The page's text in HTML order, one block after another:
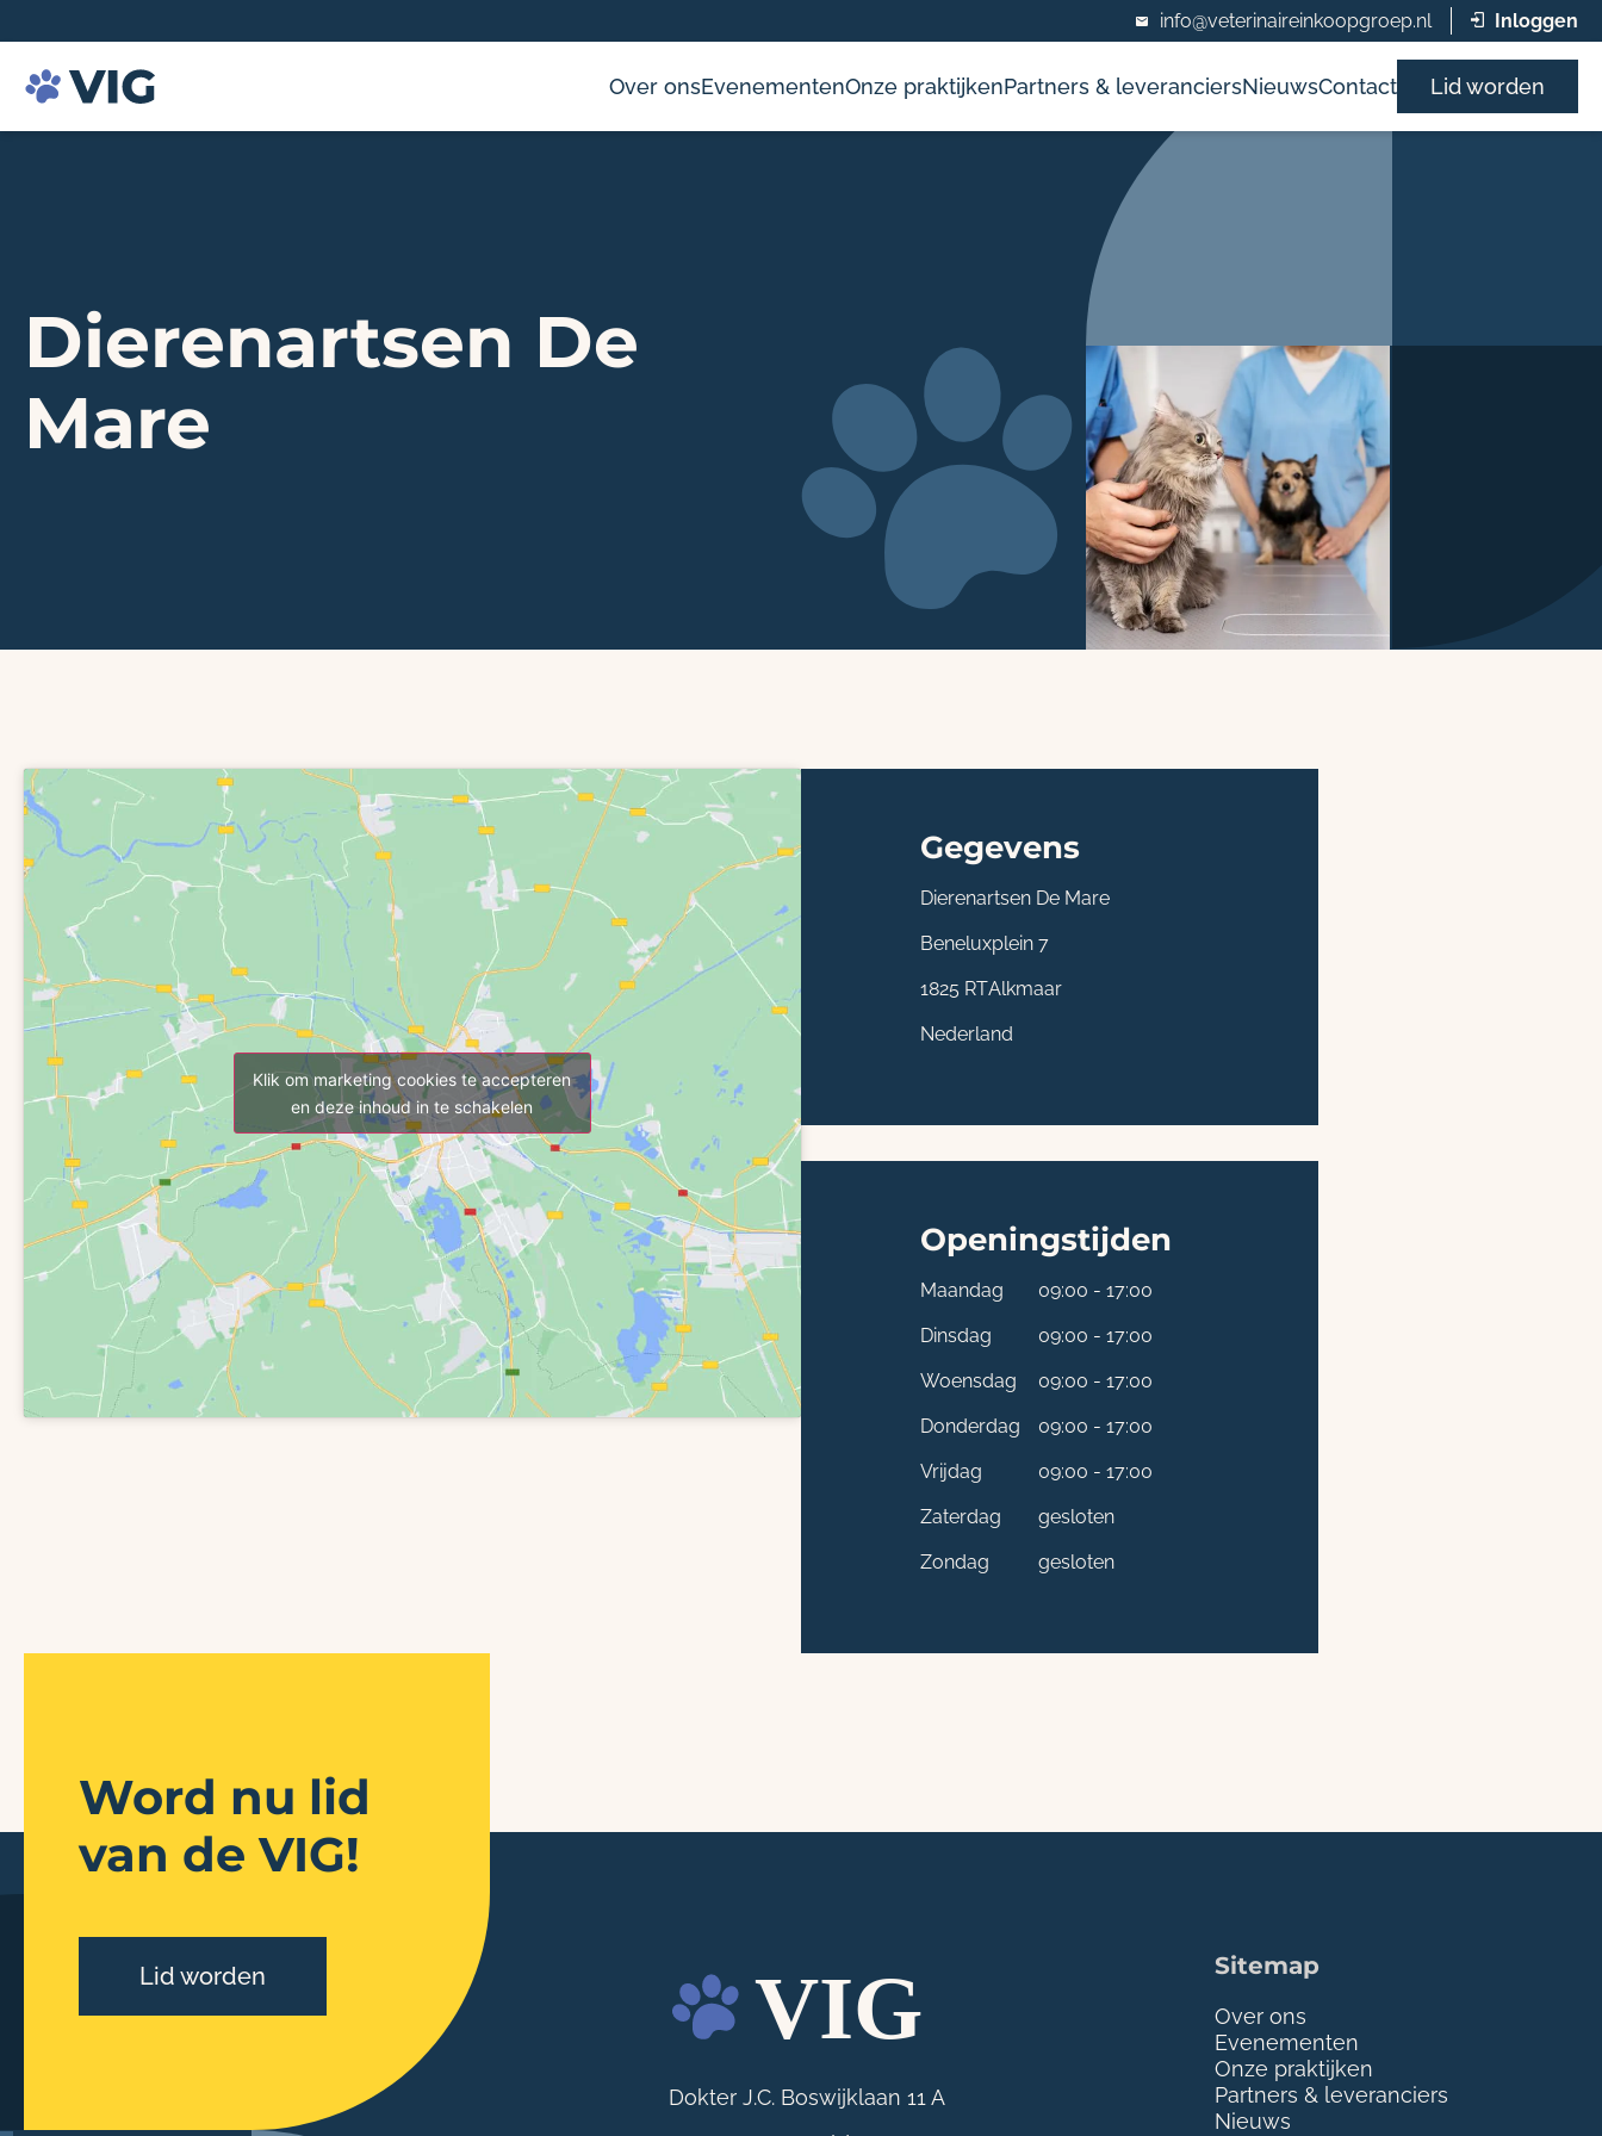
info@veterinaireinkoopgroep.nl Inloggen
Over onsEvenementenOnze praktijkenPartners & leveranciersNieuwsContact Lid worden
Dierenartsen De
Mare
Klik om marketing cookies te accepteren
en deze inhoud in te schakelen
Gegevens
Dierenartsen De Mare
Beneluxplein 7
1825 RTAlkmaar
Nederland
Openingstijden
Maandag
09:00 - 17:00
Dinsdag
09:00 - 17:00
Woensdag
09:00 - 17:00
Donderdag
09:00 - 17:00
Vrijdag
09:00 - 17:00
Zaterdag
gesloten
Zondag
gesloten
Word nu lid
van de VIG!
Lid worden
Dokter J.C. Boswijklaan 11 A
Sitemap
Over ons
Evenementen
Onze praktijken
Partners & leveranciers
Nieuws